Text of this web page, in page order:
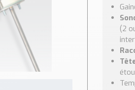
(2